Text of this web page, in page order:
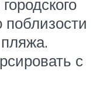
поблизости
пляжа.
с